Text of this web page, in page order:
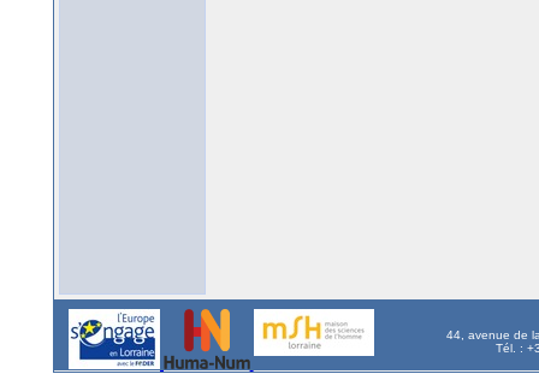
44, avenue de
Tél. :